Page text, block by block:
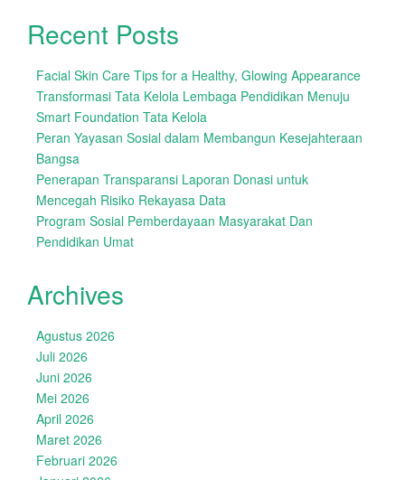
Recent Posts
Facial Skin Care Tips for a Healthy, Glowing Appearance
Transformasi Tata Kelola Lembaga Pendidikan Menuju
Smart Foundation Tata Kelola
Peran Yayasan Sosial dalam Membangun Kesejahteraan
Bangsa
Penerapan Transparansi Laporan Donasi untuk
Mencegah Risiko Rekayasa Data
Program Sosial Pemberdayaan Masyarakat Dan
Pendidikan Umat
Archives
Agustus 2026
Juli 2026
Juni 2026
Mei 2026
April 2026
Maret 2026
Februari 2026